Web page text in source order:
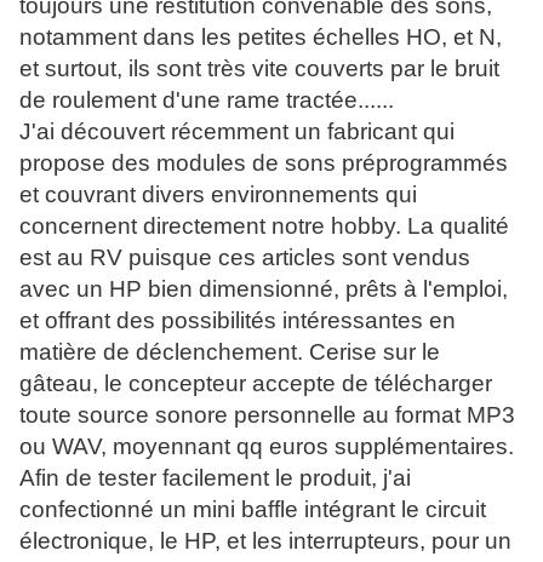
toujours une restitution convenable des sons,
notamment dans les petites échelles HO, et N,
et surtout, ils sont très vite couverts par le bruit
de roulement d'une rame tractée......
J'ai découvert récemment un fabricant qui
propose des modules de sons préprogrammés
et couvrant divers environnements qui
concernent directement notre hobby. La qualité
est au RV puisque ces articles sont vendus
avec un HP bien dimensionné, prêts à l'emploi,
et offrant des possibilités intéressantes en
matière de déclenchement. Cerise sur le
gâteau, le concepteur accepte de télécharger
toute source sonore personnelle au format MP3
ou WAV, moyennant qq euros supplémentaires.
Afin de tester facilement le produit, j'ai
confectionné un mini baffle intégrant le circuit
électronique, le HP, et les interrupteurs, pour un